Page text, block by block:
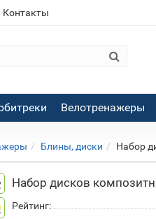
Контакты
Велотренажеры
Блины, диски Набор
Набор дисков
Рейтинг: